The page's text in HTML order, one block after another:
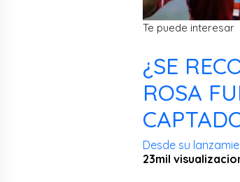
Te puede interesar
¿SE
ROSA
Desde su
23mil